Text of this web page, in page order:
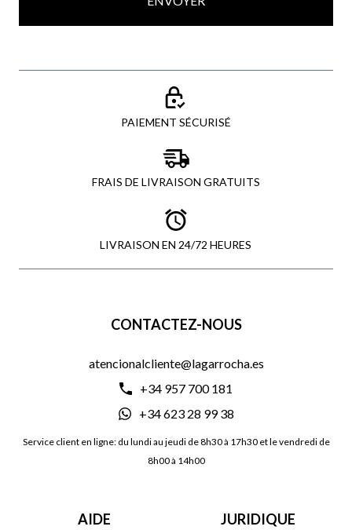
PAIEMENT SÉCURISÉ
FRAIS DE LIVRAISON GRATUITS
LIVRAISON EN 24/72 HEURES
CONTACTEZ-NOUS
atencionalcliente@lagarrocha.es
+34 957 700 181
+34 623 28 99 38
Service client en ligne: du lundi au jeudi de 8h30 à 17h30 et le vendredi de
8h00 à 14h00
AIDE JURIDIQUE